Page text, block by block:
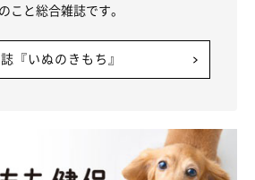
こと総合雑誌です。
『いぬのきもち』